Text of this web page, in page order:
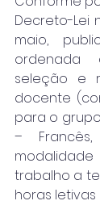
Decreto-Lei
maio,
ordenada
seleção e
docente
para o
–
trabalho a
horas letivas